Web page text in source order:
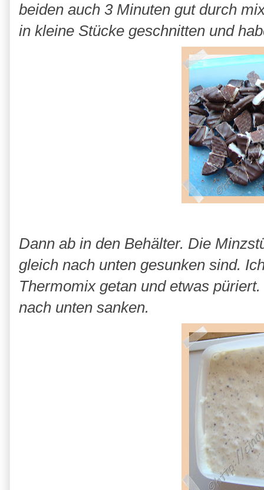
beiden auch 3 Minuten gut durch
in kleine Stücke geschnitten und
Dann ab in den Behälter. Die
gleich nach unten gesunken sind.
Thermomix getan und etwas
nach unten sanken.